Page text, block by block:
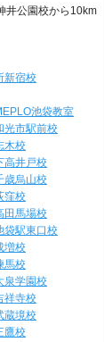
井公園校から10km
新宿校
池袋教室
光市駅前校
木校
高井戸校
歳烏山校
窪校
田馬場校
袋駅東口校
増校
馬校
泉学園校
祥寺校
蔵境校
鷹校